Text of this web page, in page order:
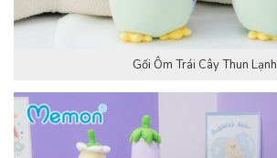
Gối Ôm Trái Cây Thun Lạnh